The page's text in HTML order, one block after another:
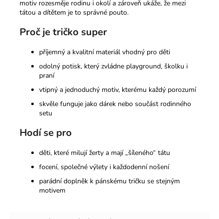
motiv rozesměje rodinu i okolí a zároveň ukáže, že mezi
tátou a dítětem je to správné pouto.
Proč je tričko super
příjemný a kvalitní materiál vhodný pro děti
odolný potisk, který zvládne playground, školku i
praní
vtipný a jednoduchý motiv, kterému každý porozumí
skvěle funguje jako dárek nebo součást rodinného
setu
Hodí se pro
děti, které milují žerty a mají „šíleného“ tátu
focení, společné výlety i každodenní nošení
parádní doplněk k pánskému tričku se stejným
motivem